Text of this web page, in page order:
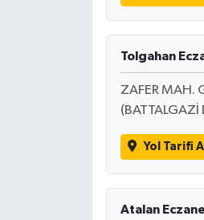
Tolgahan
ZAFER MAH.
(BATTALGAZİ
Yol Tarifi Al
Atalan